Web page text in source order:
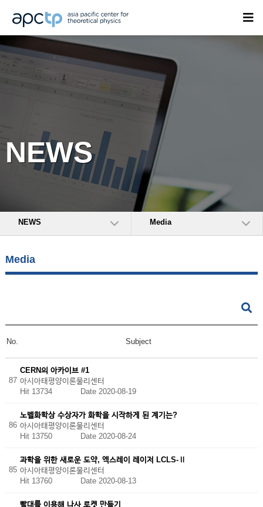
NEWS
NEWS Media
Media
No. Subject
87
CERN의 아카이브 #1
아시아태평양이론물리센터
Hit 13734 Date 2020-08-19
86
노벨화학상 수상자가 화학을 시작하게 된 계기는?
아시아태평양이론물리센터
Hit 13750 Date 2020-08-24
85
과학을 위한 새로운 도약, 엑스레이 레이저 LCLS-Ⅱ
아시아태평양이론물리센터
Hit 13760 Date 2020-08-13
빨대를 이용해 나사 로켓 만들기